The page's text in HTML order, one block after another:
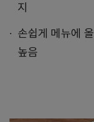
지
손쉽게 메뉴에
높음